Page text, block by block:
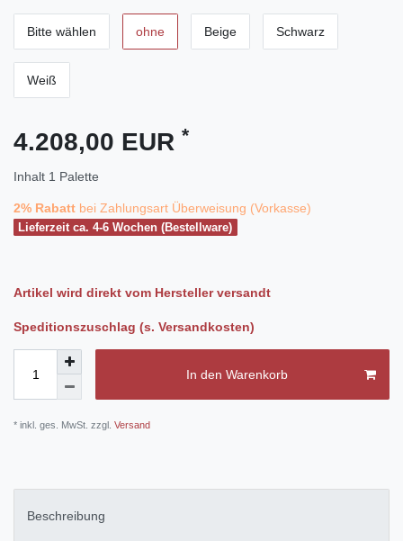
Bitte wählen ohne Beige Schwarz
Weiß
4.208,00 EUR *
Inhalt 1 Palette
2% Rabatt bei Zahlungsart Überweisung (Vorkasse)
Lieferzeit ca. 4-6 Wochen (Bestellware)
Artikel wird direkt vom Hersteller versandt
Speditionszuschlag (s. Versandkosten)
In den Warenkorb
* inkl. ges. MwSt. zzgl. Versand
Beschreibung